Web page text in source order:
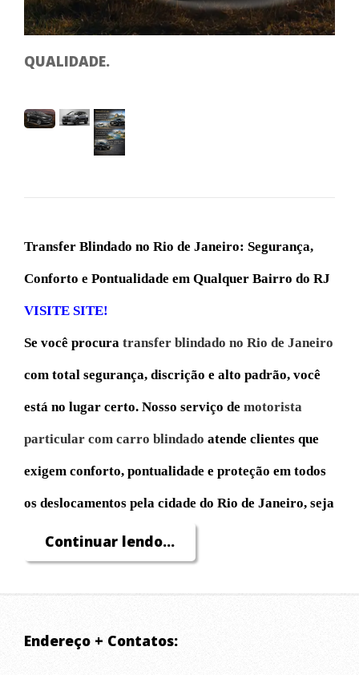
QUALIDADE.
Transfer Blindado no Rio de Janeiro: Segurança,
Conforto e Pontualidade em Qualquer Bairro do RJ
VISITE SITE!
Se você procura transfer blindado no Rio de Janeiro
com total segurança, discrição e alto padrão, você
está no lugar certo. Nosso serviço de motorista
particular com carro blindado atende clientes que
exigem conforto, pontualidade e proteção em todos
os deslocamentos pela cidade do Rio de Janeiro, seja
para compromissos profissionais, turismo, eventos
ou necessidades pessoais.
Continuar lendo...
Endereço + Contatos: